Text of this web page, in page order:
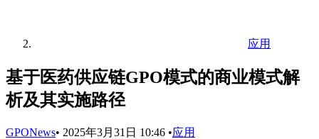
应用
基于医药供应链GPO模式的商业模式解
析及其实施路径
GPONews• 2025年3月31日 10:46 •应用